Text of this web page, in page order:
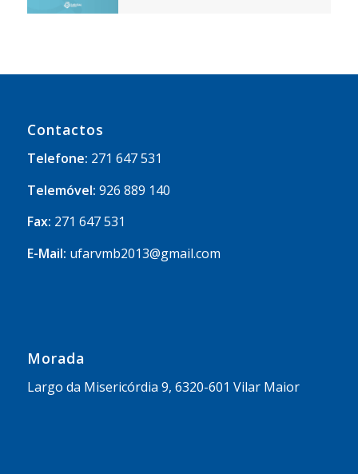
Contactos
Telefone: 271 647 531
Telemóvel: 926 889 140
Fax: 271 647 531
E-Mail: ufarvmb2013@gmail.com
Morada
Largo da Misericórdia 9, 6320-601 Vilar Maior